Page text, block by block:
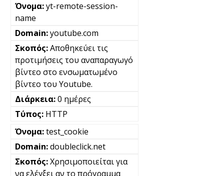
yt-remote-session-
name
youtube.com
Αποθηκεύει τις
προτιμήσεις του αναπαραγωγό
βίντεο στο ενσωματωμένο
βίντεο του Youtube.
0 ημέρες
HTTP
test_cookie
doubleclick.net
Χρησιμοποιείται για
να ελέγξει αν το πρόγραμμα